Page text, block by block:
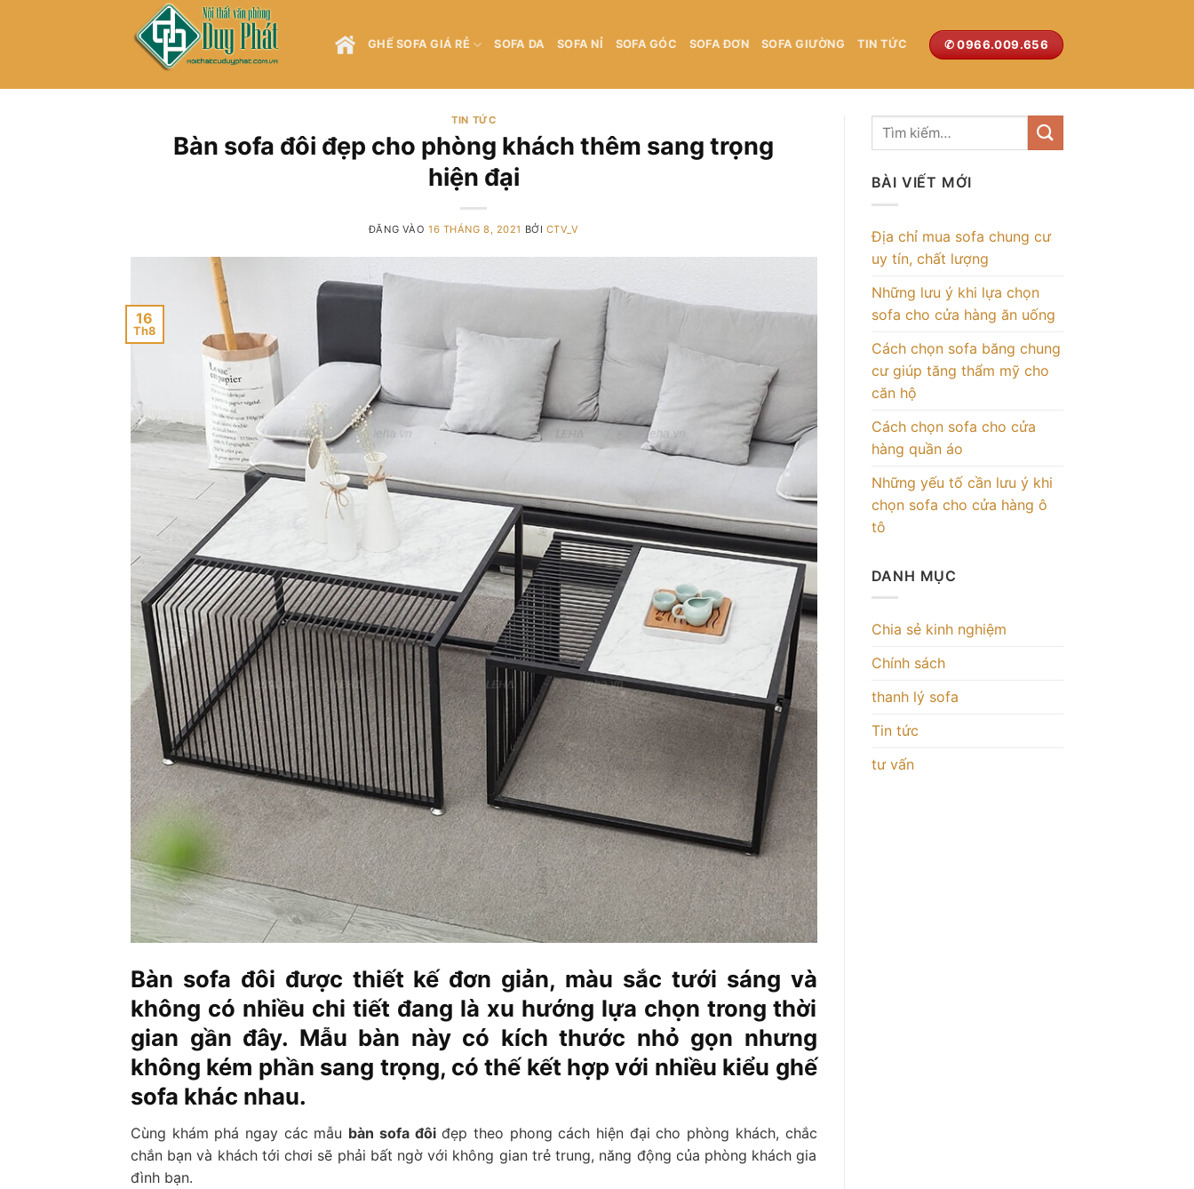
GHẾ SOFA GIÁ RẺ SOFA DA SOFA NỈ SOFA GÓC SOFA ĐƠN SOFA GIƯỜNG TIN TỨC ✆ 0966.009.656
TIN TỨC
Bàn sofa đôi đẹp cho phòng khách thêm sang trọng
hiện đại
ĐĂNG VÀO 16 THÁNG 8, 2021 BỞI CTV_V
16
Th8
Bàn sofa đôi được thiết kế đơn giản, màu sắc tưới sáng và
không có nhiều chi tiết đang là xu hướng lựa chọn trong thời
gian gần đây. Mẫu bàn này có kích thước nhỏ gọn nhưng
không kém phần sang trọng, có thế kết hợp với nhiều kiểu ghế
sofa khác nhau.
Cùng khám phá ngay các mẫu bàn sofa đôiđẹp theo phong cách hiện đại cho phòng khách, chắc
chắn bạn và khách tới chơi sẽ phải bất ngờ với không gian trẻ trung, năng động của phòng khách gia
đình bạn.
BÀI VIẾT MỚI
Địa chỉ mua sofa chung cư
uy tín, chất lượng
Những lưu ý khi lựa chọn
sofa cho cửa hàng ăn uống
Cách chọn sofa băng chung
cư giúp tăng thẩm mỹ cho
căn hộ
Cách chọn sofa cho cửa
hàng quần áo
Những yếu tố cần lưu ý khi
chọn sofa cho cửa hàng ô
tô
DANH MỤC
Chia sẻ kinh nghiệm
Chính sách
thanh lý sofa
Tin tức
tư vấn